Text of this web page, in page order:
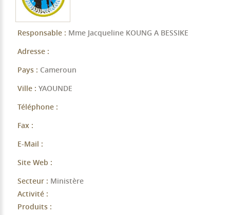
Responsable : Mme Jacqueline KOUNG A BESSIKE
Adresse :
Pays : Cameroun
Ville : YAOUNDE
Téléphone :
Fax :
E-Mail :
Site Web :
Secteur : Ministère
Activité :
Produits :